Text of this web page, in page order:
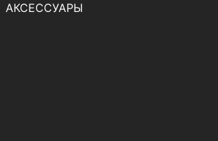
АКСЕССУАРЫ